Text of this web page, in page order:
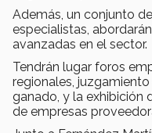
Además, un conjunto
especialistas,
avanzadas en el sector.
Tendrán lugar foros
regionales,
ganado, y la exhibición
de empresas